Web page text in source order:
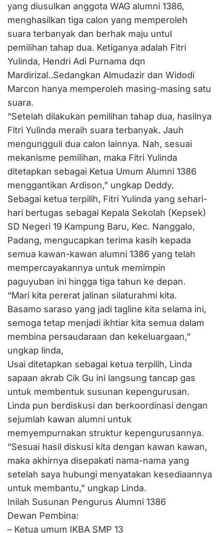
yang diusulkan anggota WAG alumni 1386,
menghasilkan tiga calon yang memperoleh
suara terbanyak dan berhak maju untul
pemilihan tahap dua. Ketiganya adalah Fitri
Yulinda, Hendri Adi Purnama dqn
Mardirizal..Sedangkan Almudazir dan Widodi
Marcon hanya memperoleh masing-masing satu
suara.
“Setelah dilakukan pemilihan tahap dua, hasilnya
Fitri Yulinda meraih suara terbanyak. Jauh
mengungguli dua calon lainnya. Nah, sesuai
mekanisme pemilihan, maka Fitri Yulinda
ditetapkan sebagai Ketua Umum Alumni 1386
menggantikan Ardison,” ungkap Deddy.
Sebagai ketua terpilih, Fitri Yulinda yang sehari-
hari bertugas sebagai Kepala Sekolah (Kepsek)
SD Negeri 19 Kampung Baru, Kec. Nanggalo,
Padang, mengucapkan terima kasih kepada
semua kawan-kawan alumni 1386 yang telah
mempercayakannya untuk memimpin
paguyuban ini hingga tiga tahun ke depan.
“Mari kita pererat jalinan silaturahmi kita.
Basamo saraso yang jadi tagline kita selama ini,
semoga tetap menjadi ikhtiar kita semua dalam
membina persaudaraan dan kekeluargaan,”
ungkap linda,
Usai ditetapkan sebagai ketua terpilih, Linda
sapaan akrab Cik Gu ini langsung tancap gas
untuk membentuk susunan kepengurusan.
Linda pun berdiskusi dan berkoordinasi dengan
sejumlah kawan alumni untuk
memyempurnakan struktur kepengurusannya.
“Sesuai hasil diskusi kita dengan kawan kawan,
maka akhirnya disepakati nama-nama yang
setelah saya hubungi menyatakan kesediaannya
untuk membantu,” ungkap Linda.
Inilah Susunan Pengurus Alumni 1386
Dewan Pembina:
– Ketua umum IKBA SMP 13